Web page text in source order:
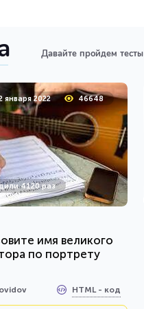
Давайте пройдем тесты
января 2022 46648
4120 раз
имя великого
по портрету
HTML - код